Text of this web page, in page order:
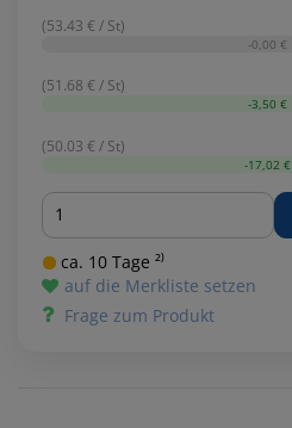
(53.43 € / St)
-0,00 €
(51.68 € / St)
-3,50 €
(50.03 € / St)
-17,02 €
Menge
ca. 10 Tage ²⁾
auf die Merkliste setzen
Frage zum Produkt